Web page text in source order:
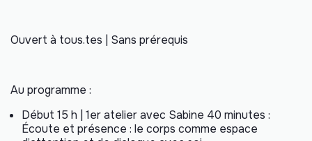
Ouvert à tous.tes | Sans prérequis
Au programme :
Début 15 h | 1er atelier avec Sabine 40 minutes :
Écoute et présence : le corps comme espace